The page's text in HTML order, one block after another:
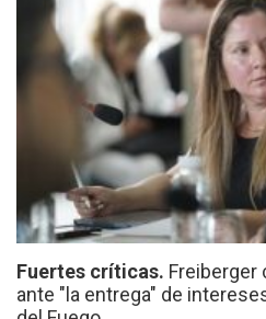
Fuertes críticas. Freiberger
ante "la entrega" de